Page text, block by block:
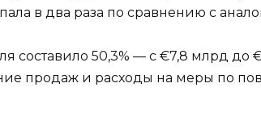
в два раза по сравнению с
составило 50,3% — с €7,8 млрд
продаж и расходы на меры по